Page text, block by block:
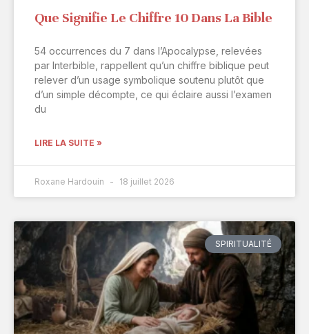
Que Signifie Le Chiffre 10 Dans La Bible
54 occurrences du 7 dans l’Apocalypse, relevées
par Interbible, rappellent qu’un chiffre biblique peut
relever d’un usage symbolique soutenu plutôt que
d’un simple décompte, ce qui éclaire aussi l’examen
du
LIRE LA SUITE »
Roxane Hardouin 18 juillet 2026
SPIRITUALITÉ